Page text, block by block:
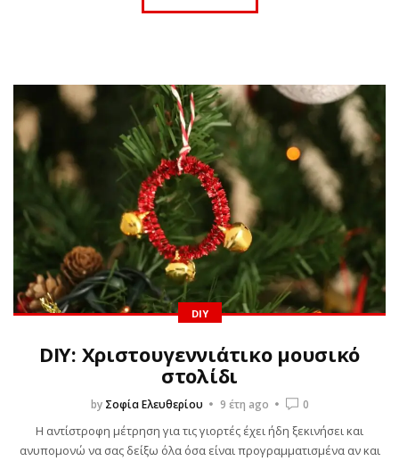
DIY
DIY: Χριστουγεννιάτικο μουσικό
στολίδι
by Σοφία Ελευθερίου 9 έτη ago 0
Η αντίστροφη μέτρηση για τις γιορτές έχει ήδη ξεκινήσει και
ανυπομονώ να σας δείξω όλα όσα είναι προγραμματισμένα αν και